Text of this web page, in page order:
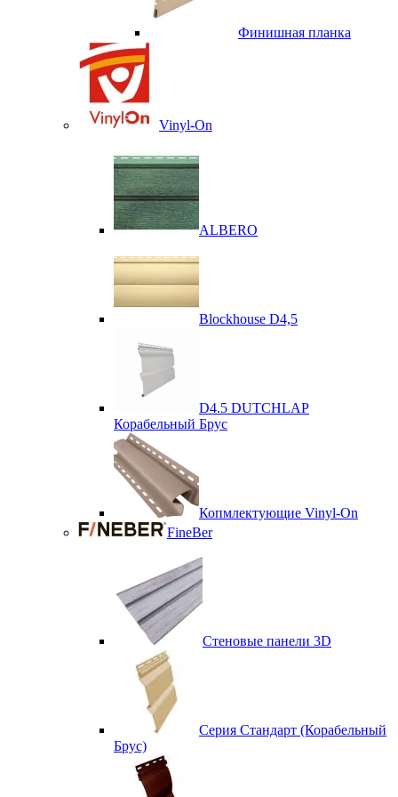
Финишная планка
Vinyl-On
ALBERO
Blockhouse D4,5
D4.5 DUTCHLAP
Корабельный Брус
Копмлектующие Vinyl-On
FineBer
Стеновые панели 3D
Серия Стандарт (Корабельный
Брус)